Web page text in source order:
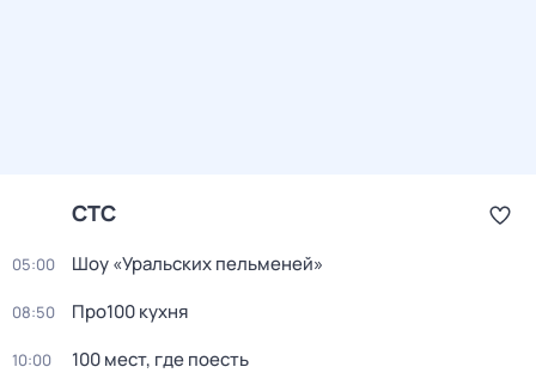
СТС
05:00 Шоу «Уральских пельменей»
08:50 Про100 кухня
10:00 100 мест, где поесть